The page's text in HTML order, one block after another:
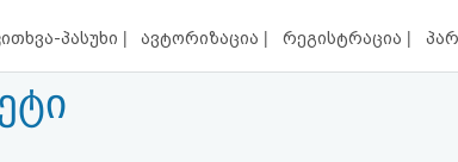
პასუხი | ავტორიზაცია | რეგისტრაცია |